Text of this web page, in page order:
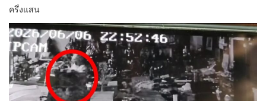
ครึ่งแสน